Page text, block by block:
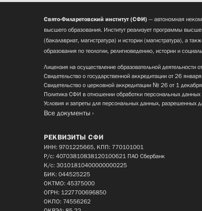
Свято-Филаретовский институт (СФИ) — автономная
высшего образования. Институт реализует программы
(бакалавриат, магистратура) и истории (магистратура), а
образования по теологии, религиоведению, истории и
Лицензия на осуществление образовательной деятельности
Свидетельство о государственной аккредитации от 26
Свидетельство о церковной аккредитации № 26 от 1
Политика СФИ в отношении обработки персональных данных
Условия и запреты для персональных данных, разрешенных
Все документы
РЕКВИЗИТЫ СФИ
ИНН: 9701225665, КПП: 770101001
Р/с: 40703810838120100621 ПАО Сбербанк
К/с: 30101810400000000225
БИК: 044525225
ОКТМО: 45375000
ОГРН: 1227700696850
ОКПО: 74556262